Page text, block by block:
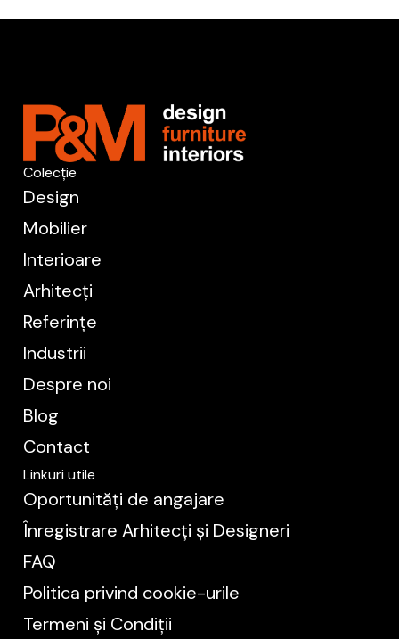
Colecție
Design
Mobilier
Interioare
Arhitecți
Referințe
Industrii
Despre noi
Blog
Contact
Linkuri utile
Oportunități de angajare
Înregistrare Arhitecți și Designeri
FAQ
Politica privind cookie-urile
Termeni și Condiții